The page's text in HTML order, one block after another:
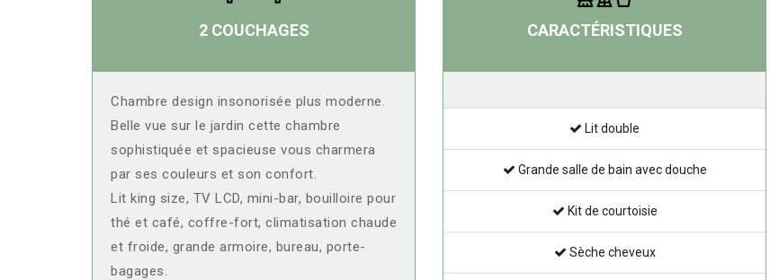
2 COUCHAGES
Chambre design insonorisée plus moderne.
Belle vue sur le jardin cette chambre
sophistiquée et spacieuse vous charmera
par ses couleurs et son confort.
Lit king size, TV LCD, mini-bar, bouilloire pour
thé et café, coffre-fort, climatisation chaude
et froide, grande armoire, bureau, porte-
bagages.
CARACTÉRISTIQUES
Lit double
Grande salle de bain avec douche
Kit de courtoisie
Sèche cheveux